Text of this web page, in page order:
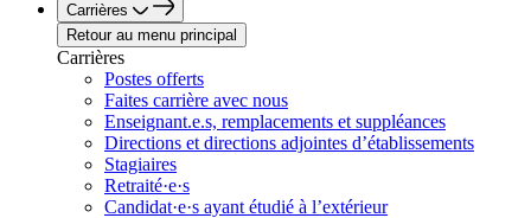
Carrières
Retour au menu principal
Carrières
Postes offerts
Faites carrière avec nous
Enseignant.e.s, remplacements et suppléances
Directions et directions adjointes d’établissements
Stagiaires
Retraité·e·s
Candidat·e·s ayant étudié à l’extérieur